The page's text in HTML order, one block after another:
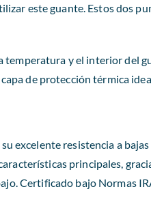
este guante. Estos dos
y el interior del
de protección térmica
excelente resistencia a
principales,
Certificado bajo Normas